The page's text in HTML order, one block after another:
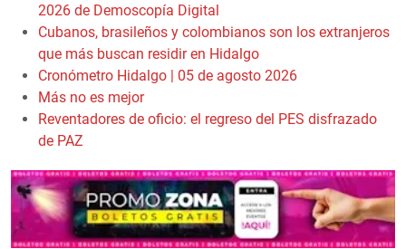
2026 de Demoscopía Digital
Cubanos, brasileños y colombianos son los extranjeros
que más buscan residir en Hidalgo
Cronómetro Hidalgo | 05 de agosto 2026
Más no es mejor
Reventadores de oficio: el regreso del PES disfrazado
de PAZ